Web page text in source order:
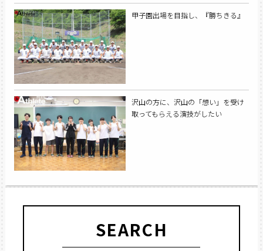
甲子園出場を目指し、『勝ちきる』
沢山の方に、沢山の「想い」を受け
取ってもらえる演技がしたい
SEARCH